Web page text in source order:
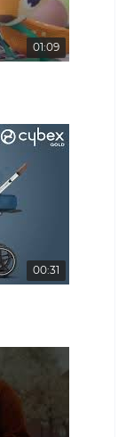
01:09
00:31